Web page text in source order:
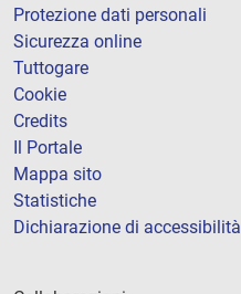
Protezione dati personali
Sicurezza online
Tuttogare
Cookie
Credits
Il Portale
Mappa sito
Statistiche
Dichiarazione di accessibilità